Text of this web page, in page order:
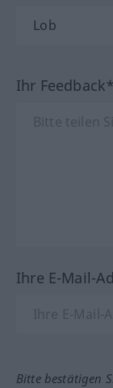
Ihr Feedback*
Ihre E-Mail-
Bitte bestätigen